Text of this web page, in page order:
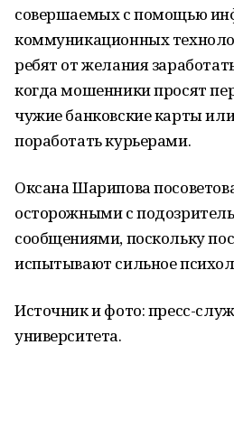
совершаемых с помощью
коммуникационных
ребят от желания
когда мошенники просят
чужие банковские карты
поработать курьерами.
Оксана Шарипова
осторожными с
сообщениями, поскольку
испытывают сильное
Источник и фото: пресс-
университета.